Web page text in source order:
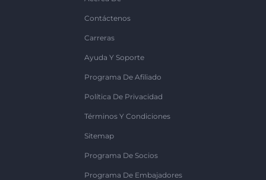
Contáctenos
Carreras
Ayuda Y Soporte
Programa De Afiliado
Política De Privacidad
Términos Y Condiciones
Sitemap
Programa De Socios
Programa De Embajadores